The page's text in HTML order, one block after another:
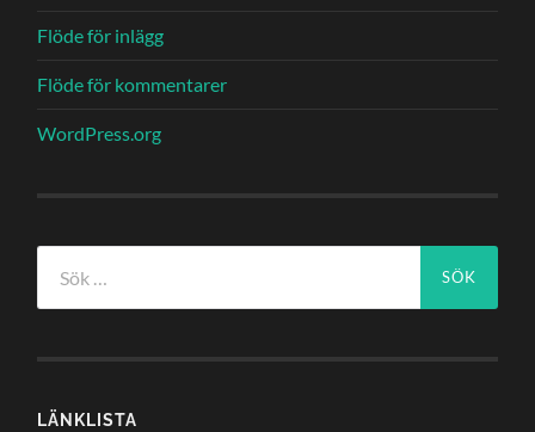
Flöde för inlägg
Flöde för kommentarer
WordPress.org
efter:
LÄNKLISTA